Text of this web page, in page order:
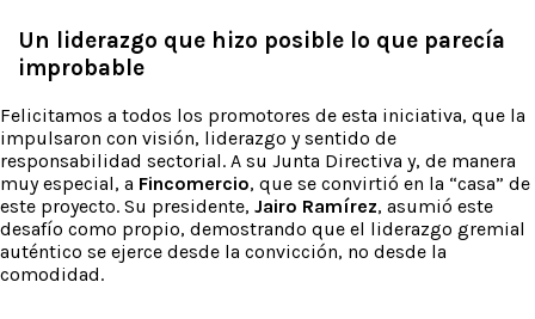
Un liderazgo que hizo posible lo que parecía
improbable
Felicitamos a todos los promotores de esta iniciativa, que la
impulsaron con visión, liderazgo y sentido de
responsabilidad sectorial. A su Junta Directiva y, de manera
muy especial, a Fincomercio, que se convirtió en la “casa” de
este proyecto. Su presidente, Jairo Ramírez, asumió este
desafío como propio, demostrando que el liderazgo gremial
auténtico se ejerce desde la convicción, no desde la
comodidad.